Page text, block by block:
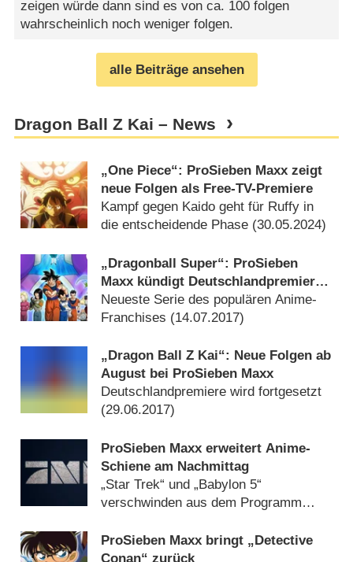
zeigen würde dann sind es von ca. 100 folgen
wahrscheinlich noch weniger folgen.
alle Beiträge ansehen
Dragon Ball Z Kai – News
„One Piece“: ProSieben Maxx zeigt
neue Folgen als Free-TV-Premiere
Kampf gegen Kaido geht für Ruffy in
die entscheidende Phase (30.05.2024)
„Dragonball Super“: ProSieben
Maxx kündigt Deutschlandpremiere
an
Neueste Serie des populären Anime-
Franchises (14.07.2017)
„Dragon Ball Z Kai“: Neue Folgen ab
August bei ProSieben Maxx
Deutschlandpremiere wird fortgesetzt
(29.06.2017)
ProSieben Maxx erweitert Anime-
Schiene am Nachmittag
„Star Trek“ und „Babylon 5“
verschwinden aus dem Programm
ProSieben Maxx bringt „Detective
Conan“ zurück